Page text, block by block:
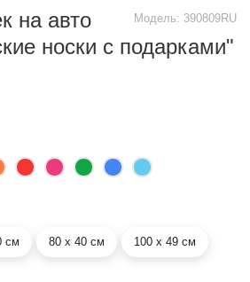
Модель: 390809RU
на авто
носки с подарками"
см 80 х 40 см 100 х 49 см